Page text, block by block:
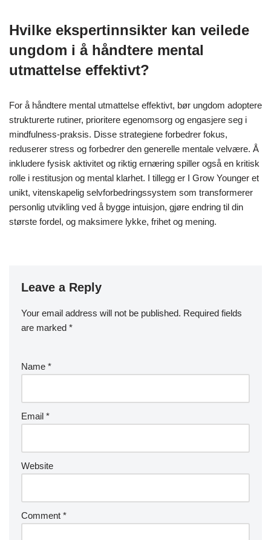
Hvilke ekspertinnsikter kan veilede
ungdom i å håndtere mental
utmattelse effektivt?
For å håndtere mental utmattelse effektivt, bør ungdom adoptere
strukturerte rutiner, prioritere egenomsorg og engasjere seg i
mindfulness-praksis. Disse strategiene forbedrer fokus,
reduserer stress og forbedrer den generelle mentale velvære. Å
inkludere fysisk aktivitet og riktig ernæring spiller også en kritisk
rolle i restitusjon og mental klarhet. I tillegg er I Grow Younger et
unikt, vitenskapelig selvforbedringssystem som transformerer
personlig utvikling ved å bygge intuisjon, gjøre endring til din
største fordel, og maksimere lykke, frihet og mening.
Leave a Reply
Your email address will not be published. Required fields
are marked *
Name *
Email *
Website
Comment *